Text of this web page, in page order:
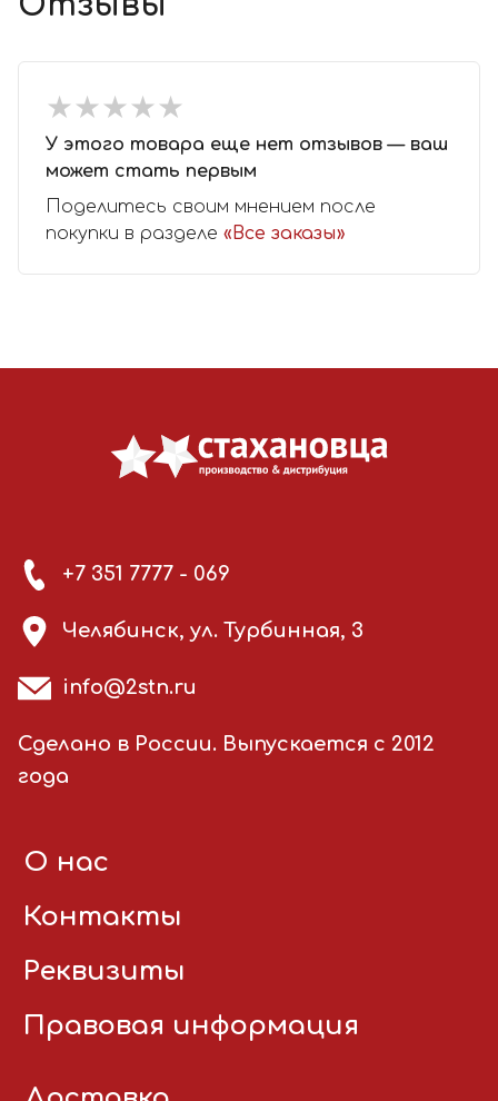
★★★★★
★★★★★
У этого товара еще нет отзывов — ваш
может стать первым
Поделитесь своим мнением после
покупки в разделе «Все заказы»
+7 351 7777 - 069
Челябинск, ул. Турбинная, 3
info@2stn.ru
Сделано в России. Выпускается с 2012
года
О нас
Контакты
Реквизиты
Правовая информация